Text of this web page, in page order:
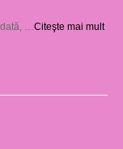
dată, …Citeşte mai mult